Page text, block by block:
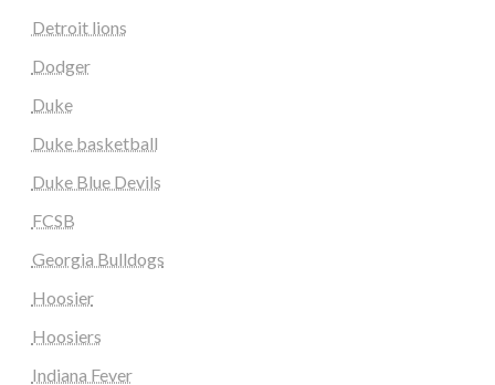
Detroit lions
Dodger
Duke
Duke basketball
Duke Blue Devils
FCSB
Georgia Bulldogs
Hoosier
Hoosiers
Indiana Fever